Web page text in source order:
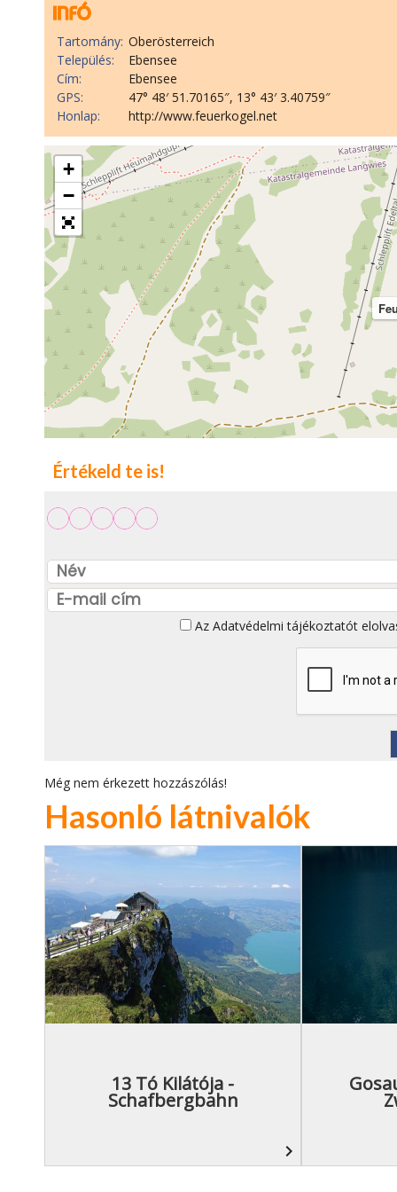
Tartomány: Oberösterreich
Település:
Ebensee
Cím:
Ebensee
GPS:
47° 48′ 51.70165″, 13° 43′ 3.40759″
Honlap:
http://www.feuerkogel.net
+
−
Értékeld te is!
Az Adatvédelmi tájékoztatót
Még nem érkezett hozzászólás!
Hasonló látnivalók
13 Tó Kilátója -
Schafbergbahn
navigate_next